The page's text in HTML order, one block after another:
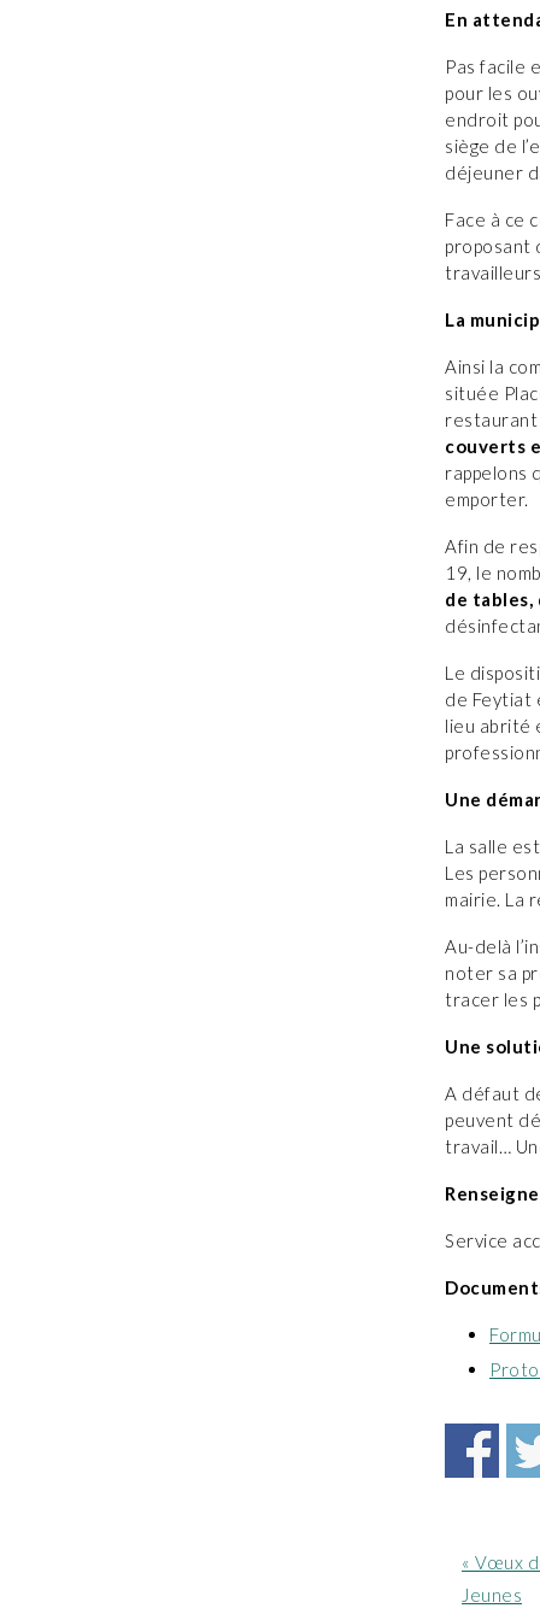
En
Pas facile
pour les
endroit
siège de
déjeuner
Face à ce
proposant
La
Ainsi la
située
restaurant
couverts
rappelons
emporter.
Afin de
19, le
de tables,
Le
de Feytiat
lieu abrité
Une
La salle
Les
mairie. La
Au-delà
noter sa
tracer les
Une
A défaut
peuvent
travail…
Service
Article
précédent
« Vœux
Jeunes